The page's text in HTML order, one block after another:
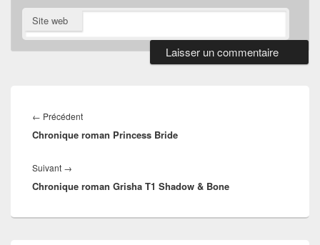
Site web
de
l’article
← PrécédentArticle
précédent :
Chronique roman Princess Bride
Suivant →
suivant :
Chronique roman Grisha T1 Shadow & Bone